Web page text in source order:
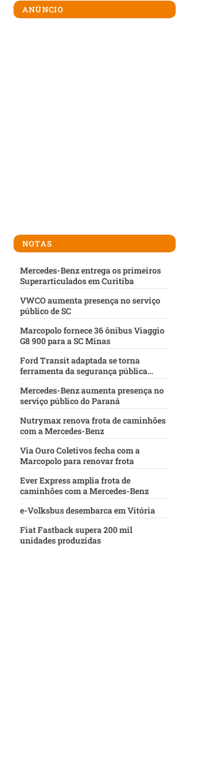
ANÚNCIO
NOTAS
Mercedes-Benz entrega os primeiros
Superarticulados em Curitiba
VWCO aumenta presença no serviço
público de SC
Marcopolo fornece 36 ônibus Viaggio
G8 900 para a SC Minas
Ford Transit adaptada se torna
ferramenta da segurança pública
baiana
Mercedes-Benz aumenta presença no
serviço público do Paraná
Nutrymax renova frota de caminhões
com a Mercedes-Benz
Via Ouro Coletivos fecha com a
Marcopolo para renovar frota
Ever Express amplia frota de
caminhões com a Mercedes-Benz
e-Volksbus desembarca em Vitória
Fiat Fastback supera 200 mil
unidades produzidas